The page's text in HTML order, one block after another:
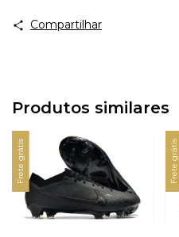
Compartilhar
Produtos similares
Frete grátis Frete grátis